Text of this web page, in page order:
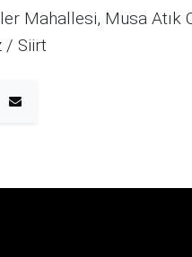
Mahallesi, Musa Atık
/ Siirt